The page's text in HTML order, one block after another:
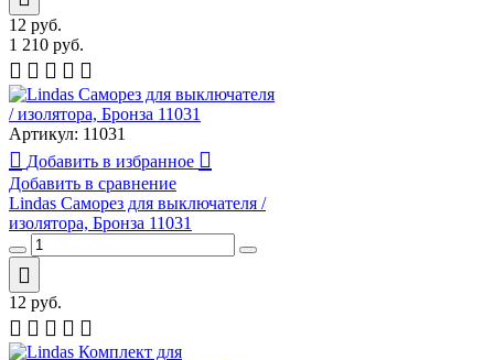
12 руб.
1 210 руб.
Артикул: 11031
Добавить в избранное
Добавить в сравнение
Lindas Саморез для выключателя /
изолятора, Бронза 11031
12 руб.